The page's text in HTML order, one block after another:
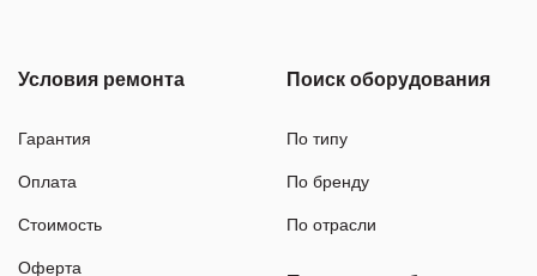
Условия ремонта
Гарантия
Оплата
Стоимость
Оферта
Поиск оборудования
По типу
По бренду
По отрасли